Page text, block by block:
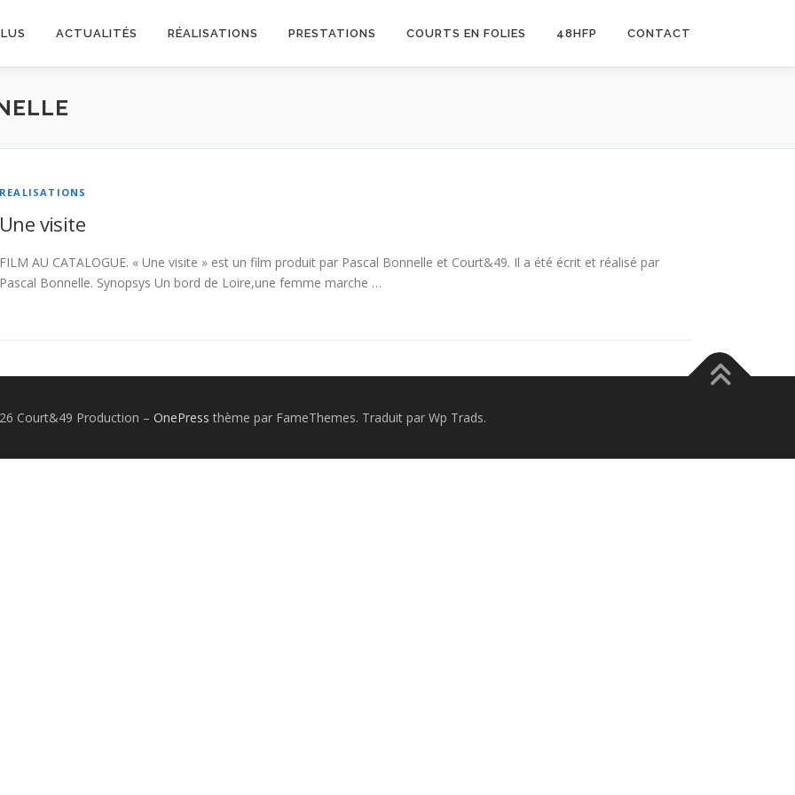
ACTUALITÉS RÉALISATIONS PRESTATIONS COURTS EN FOLIES 48HFP CONTACT
REALISATIONS
Une visite
FILM AU CATALOGUE. « Une visite » est un film produit par Pascal Bonnelle et Court&49. Il a été écrit et réalisé par
Pascal Bonnelle. Synopsys Un bord de Loire,une femme marche …
Court&49 Production – OnePress thème par FameThemes. Traduit par Wp Trads.